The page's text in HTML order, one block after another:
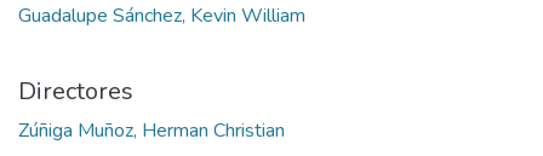
Guadalupe Sánchez, Kevin William
Directores
Zúñiga Muñoz, Herman Christian